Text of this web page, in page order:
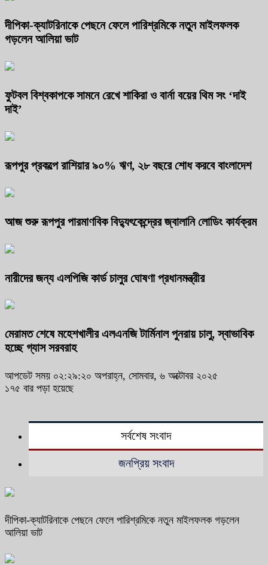
দীপিকা-ক্যাটরিনাকে পেছনে ফেলে পারিশ্রমিকে নতুন মাইলফলক
গড়লেন আলিয়া ভাট
ফুটবল বিশ্বকাপকে সামনে রেখে শাকিরা ও বার্না বয়ের থিম সং ‘দাই
দাই’
রূপপুর প্রকল্পে রাশিয়ার ৯০% ঋণ, ২৮ বছরে শোধ করবে বাংলাদেশ
আজ শুরু রূপপুর পারমাণবিক বিদ্যুৎকেন্দ্রের জ্বালানি লোডিং কার্যক্রম
নারীদের জন্য এলপিজি কার্ড চালুর ঘোষণা প্রধানমন্ত্রীর
মেরামত শেষে মহেশখালীর এলএনজি টার্মিনাল পুনরায় চালু, স্বাভাবিক
হচ্ছে গ্যাস সরবরাহ
আপডেট সময় ০২:২৯:২০ অপরাহ্ন, সোমবার, ৬ অক্টোবর ২০২৫
১৭৫ বার পড়া হয়েছে
সর্বশেষ সংবাদ
জনপ্রিয় সংবাদ
দীপিকা-ক্যাটরিনাকে পেছনে ফেলে পারিশ্রমিকে নতুন মাইলফলক গড়লেন
আলিয়া ভাট